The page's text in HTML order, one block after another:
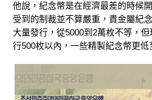
他說，紀念幣是在經濟最差的時候
受到的制裁並不算嚴重，貴金屬紀
大量發行，從5000到2萬枚不等，
行500枚以內，一些精製紀念幣更低